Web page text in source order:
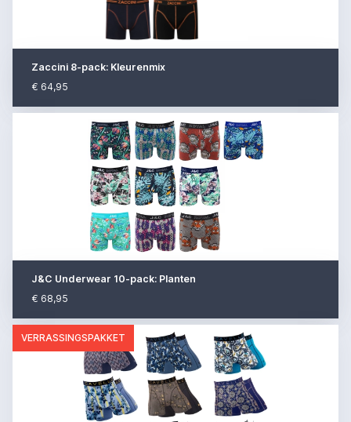
Zaccini 8-pack: Kleurenmix
€ 64,95
J&C Underwear 10-pack: Planten
€ 68,95
VERRASSINGSPAKKET